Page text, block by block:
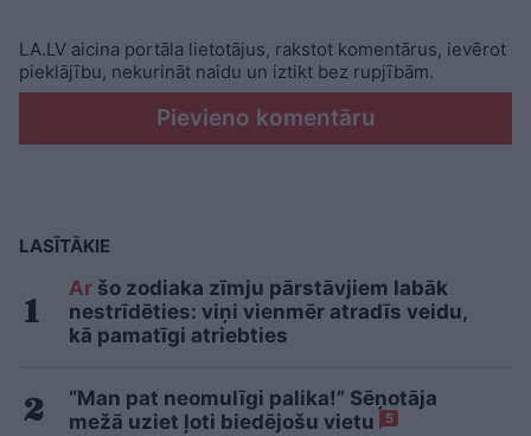
LA.LV aicina portāla lietotājus, rakstot komentārus, ievērot
pieklājību, nekurināt naidu un iztikt bez rupjībām.
Pievieno komentāru
LASĪTĀKIE
Ar šo zodiaka zīmju pārstāvjiem labāk
nestrīdēties: viņi vienmēr atradīs veidu,
kā pamatīgi atriebties
“Man pat neomulīgi palika!” Sēņotāja
mežā uziet ļoti biedējošu vietu
5